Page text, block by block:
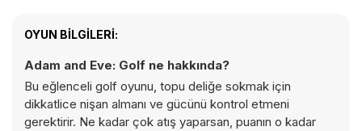
OYUN BILGILERI:
Adam and Eve: Golf ne hakkında?
Bu eğlenceli golf oyunu, topu deliğe sokmak için
dikkatlice nişan almanı ve gücünü kontrol etmeni
gerektirir. Ne kadar çok atış yaparsan, puanın o kadar